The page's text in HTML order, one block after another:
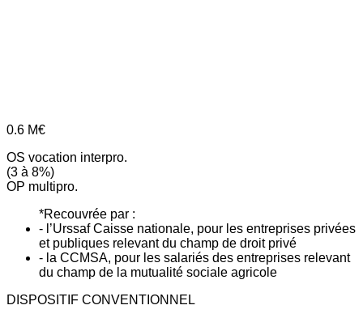
0.6 M€
OS vocation interpro.
(3 à 8%)
OP multipro.
*Recouvrée par :
- l’Urssaf Caisse nationale, pour les entreprises privées
et publiques relevant du champ de droit privé
- la CCMSA, pour les salariés des entreprises relevant
du champ de la mutualité sociale agricole
DISPOSITIF CONVENTIONNEL